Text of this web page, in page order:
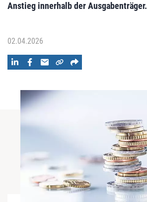
Anstieg innerhalb der Ausgabenträger.
02.04.2026